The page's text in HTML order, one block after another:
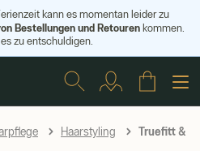
kann es momentan leider zu
Bestellungen und Retourenkommen.
zu entschuldigen.
Haarstyling Truefitt &